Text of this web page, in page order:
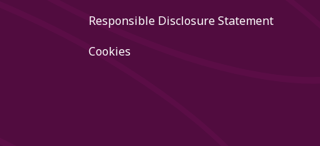
Responsible Disclosure Statement
Cookies